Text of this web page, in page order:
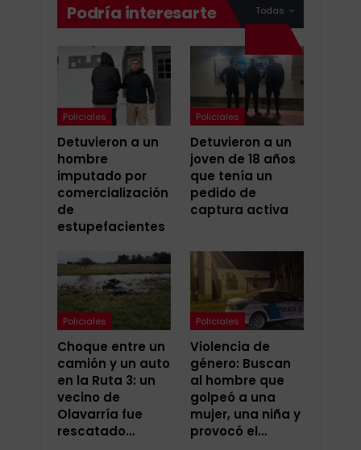
Todas
Podría interesarte
Policiales
Detuvieron a un
hombre
imputado por
comercialización
de
estupefacientes
Policiales
Detuvieron a un
joven de 18 años
que tenía un
pedido de
captura activa
Policiales
Choque entre un
camión y un auto
en la Ruta 3: un
vecino de
Olavarría fue
rescatado…
Policiales
Violencia de
género: Buscan
al hombre que
golpeó a una
mujer, una niña y
provocó el…